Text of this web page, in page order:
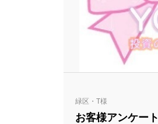
緑区・T様
お客様アンケート